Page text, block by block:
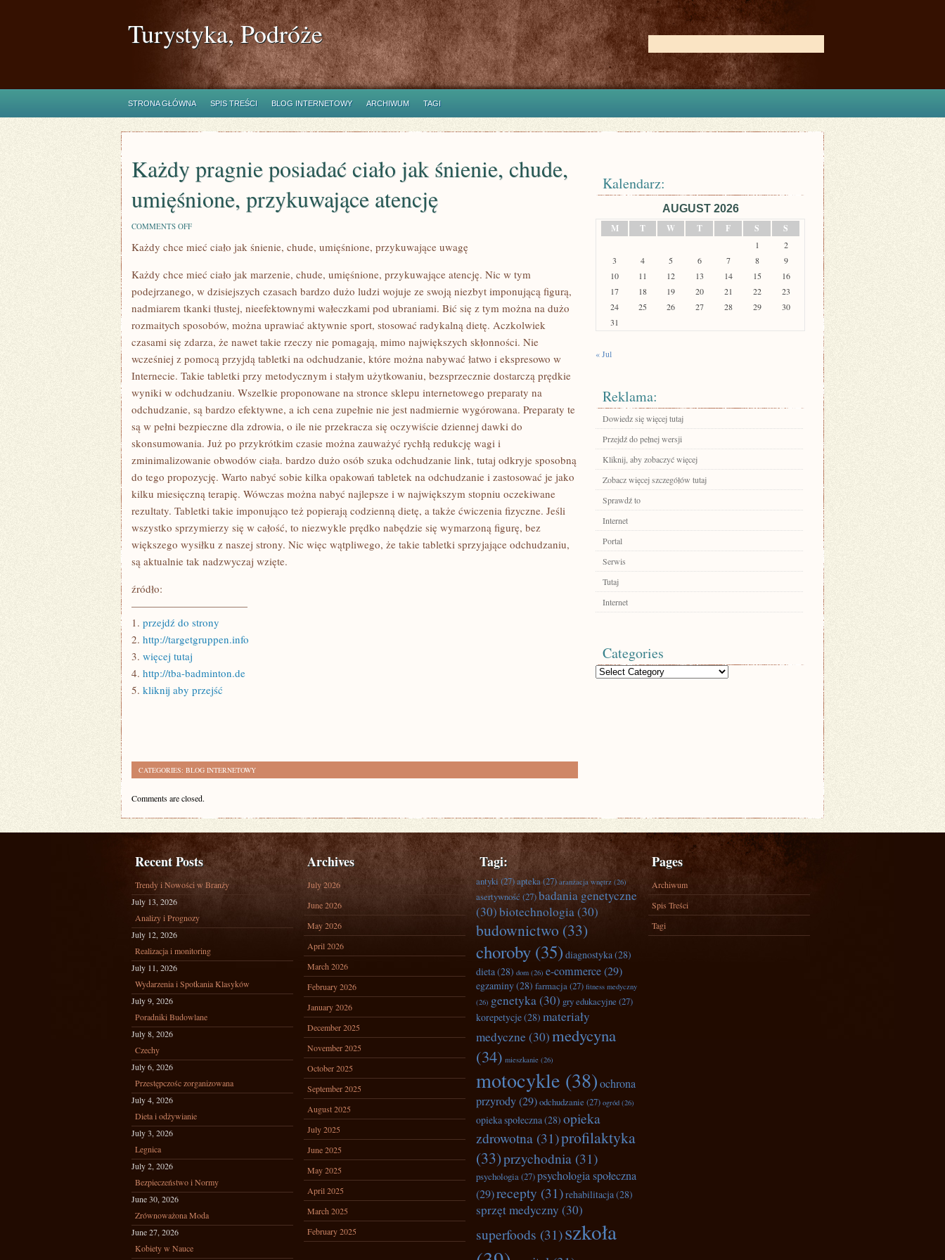
Turystyka, Podróże
STRONA GŁÓWNA SPIS TREŚCI BLOG INTERNETOWY ARCHIWUM TAGI
Każdy pragnie posiadać ciało jak śnienie, chude,
umięśnione, przykuwające atencję
COMMENTS OFFON
PRAGNIE
JAK
ŚNIENIE,
CHUDE,
UMIĘŚNIONE,
PRZYKUWAJĄCE
ATENCJĘ
Każdy chce mieć ciało jak śnienie, chude, umięśnione, przykuwające uwagę
Każdy chce mieć ciało jak marzenie, chude, umięśnione, przykuwające atencję. Nic w tym
podejrzanego, w dzisiejszych czasach bardzo dużo ludzi wojuje ze swoją niezbyt imponującą figurą,
nadmiarem tkanki tłustej, nieefektownymi wałeczkami pod ubraniami. Bić się z tym można na dużo
rozmaitych sposobów, można uprawiać aktywnie sport, stosować radykalną dietę. Aczkolwiek
czasami się zdarza, że nawet takie rzeczy nie pomagają, mimo największych skłonności. Nie
wcześniej z pomocą przyjdą tabletki na odchudzanie, które można nabywać łatwo i ekspresowo w
Internecie. Takie tabletki przy metodycznym i stałym użytkowaniu, bezsprzecznie dostarczą prędkie
wyniki w odchudzaniu. Wszelkie proponowane na stronce sklepu internetowego preparaty na
odchudzanie, są bardzo efektywne, a ich cena zupełnie nie jest nadmiernie wygórowana. Preparaty te
są w pełni bezpieczne dla zdrowia, o ile nie przekracza się oczywiście dziennej dawki do
skonsumowania. Już po przykrótkim czasie można zauważyć rychłą redukcję wagi i
zminimalizowanie obwodów ciała. bardzo dużo osób szuka odchudzanie link, tutaj odkryje sposobną
do tego propozycję. Warto nabyć sobie kilka opakowań tabletek na odchudzanie i zastosować je jako
kilku miesięczną terapię. Wówczas można nabyć najlepsze i w największym stopniu oczekiwane
rezultaty. Tabletki takie imponująco też popierają codzienną dietę, a także ćwiczenia fizyczne. Jeśli
wszystko sprzymierzy się w całość, to niezwykle prędko nabędzie się wymarzoną figurę, bez
większego wysiłku z naszej strony. Nic więc wątpliwego, że takie tabletki sprzyjające odchudzaniu,
są aktualnie tak nadzwyczaj wzięte.
źródło:
———————————
1. przejdź do strony
2. http://targetgruppen.info
3. więcej tutaj
4. http://tba-badminton.de
5. kliknij aby przejść
CATEGORIES: BLOG INTERNETOWY
Comments are closed.
Kalendarz:
AUGUST 2026
M
T W T F S S
1
2
3
4 5 6 7 8
9
10
11 12 13 14 15
16
17
18 19 20 21 22
23
24
25 26 27 28 29
30
31
« Jul
Reklama:
Dowiedz się więcej tutaj
Przejdź do pełnej wersji
Kliknij, aby zobaczyć więcej
Zobacz więcej szczegółów tutaj
Sprawdź to
Internet
Portal
Serwis
Tutaj
Internet
Categories
Categories
Recent Posts
Trendy i Nowości w Branży
July 13, 2026
Analizy i Prognozy
July 12, 2026
Realizacja i monitoring
July 11, 2026
Wydarzenia i Spotkania Klasyków
July 9, 2026
Poradniki Budowlane
July 8, 2026
Czechy
July 6, 2026
Przestępczośc zorganizowana
July 4, 2026
Dieta i odżywianie
July 3, 2026
Legnica
July 2, 2026
Bezpieczeństwo i Normy
June 30, 2026
Zrównoważona Moda
June 27, 2026
Kobiety w Nauce
Archives
July 2026
June 2026
May 2026
April 2026
March 2026
February 2026
January 2026
December 2025
November 2025
October 2025
September 2025
August 2025
July 2025
June 2025
May 2025
April 2025
March 2025
February 2025
Tagi:
antyki(27)apteka(27) aranżacja wnętrz (26)
asertywność (27)badania genetyczne
(30)biotechnologia(30)
budownictwo (33)
choroby (35) diagnostyka(28)
dieta(28) dom (26) e-commerce(29)
egzaminy(28) farmacja(27) fitness medyczny
(26) genetyka(30) gry edukacyjne (27)
korepetycje(28) materiały
medyczne (30)medycyna
(34) mieszkanie (26)
motocykle (38)ochrona
przyrody(29)odchudzanie (27) ogród (26)
opieka społeczna(28) opieka
zdrowotna (31)profilaktyka
(33)przychodnia (31)
psychologia(27)psychologia społeczna
(29)recepty (31)rehabilitacja(28)
sprzęt medyczny (30)
superfoods (31)szkoła
Pages
Archiwum
Spis Treści
Tagi